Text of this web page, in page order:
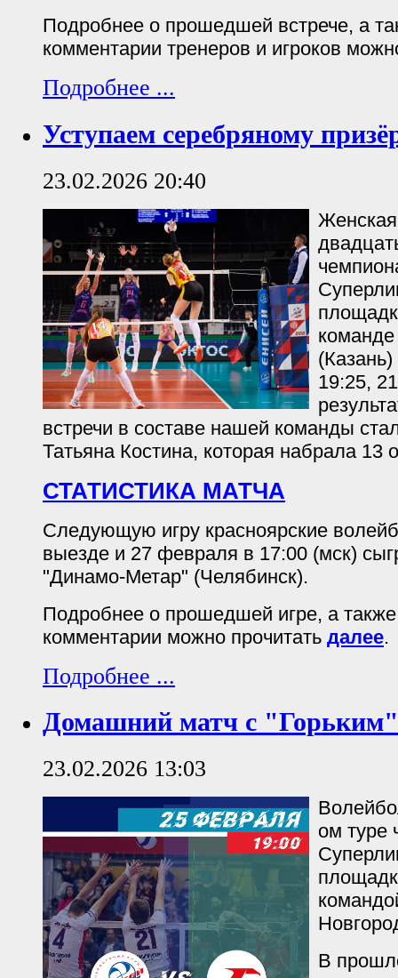
Подробнее о прошедшей встрече, а
комментарии тренеров и игроков
Подробнее ...
Уступаем серебряному
23.02.2026 20:40
19:25,
встречи в составе нашей команды
Татьяна Костина, которая набрала 13
СТАТИСТИКА МАТЧА
Следующую игру красноярские
выезде и 27 февраля в 17:00 (мск)
"Динамо-Метар" (Челябинск).
Подробнее о прошедшей игре, а
комментарии можно прочитать далее.
Подробнее ...
Домашний матч с "Горьким"
23.02.2026 13:03
ом туре
В